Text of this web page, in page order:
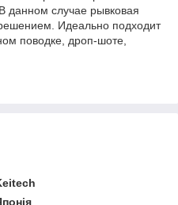
данном случае рывковая
Идеально подходит
поводке, дроп-шоте,